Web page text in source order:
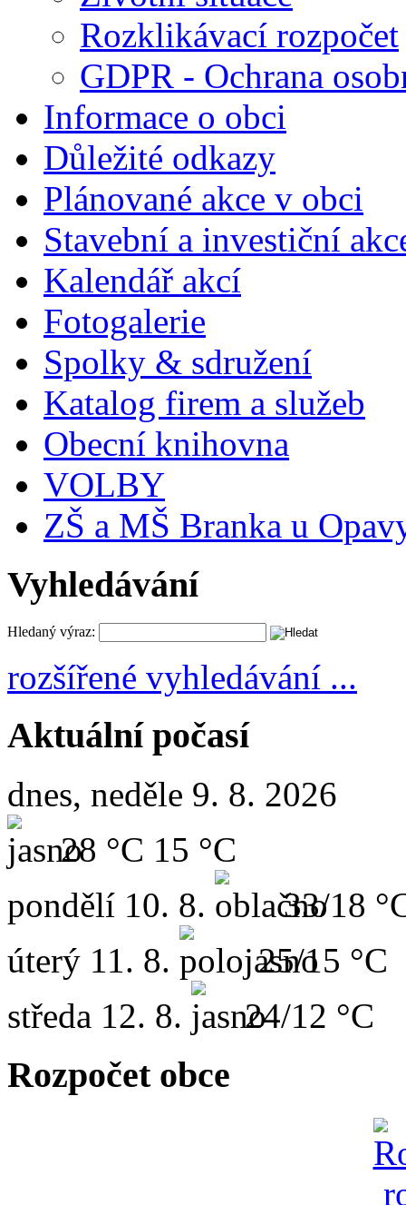
Rozklikávací rozpočet
GDPR - Ochrana
Informace o obci
Důležité odkazy
Plánované akce v obci
Stavební a investiční
Kalendář akcí
Fotogalerie
Spolky & sdružení
Katalog firem a služeb
Obecní knihovna
VOLBY
ZŠ a MŠ Branka u
Vyhledávání
Hledaný výraz:
rozšířené vyhledávání ...
Aktuální počasí
dnes, neděle 9. 8. 2026
28 °C 15 °C
pondělí 10. 8.
33/18
úterý 11. 8.
25/15 °C
středa 12. 8. 24/12 °C
Rozpočet obce